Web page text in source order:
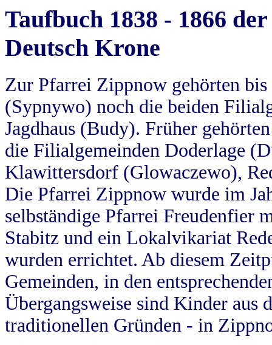
Taufbuch 1838 - 1866
Deutsch Krone
Zur Pfarrei Zippnow gehörten
(Sypnywo) noch die beiden
Jagdhaus (Budy). Früher
die Filialgemeinden Doderlage
Klawittersdorf (Glowaczewo),
Die Pfarrei Zippnow wurde im
selbständige Pfarrei Freudenfier
Stabitz und ein Lokalvikariat
wurden errichtet. Ab diesem
Gemeinden, in den
Übergangsweise sind Kinder aus
traditionellen Gründen - in